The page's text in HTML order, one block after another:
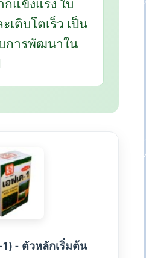
แข็งแรง ใบ
เติบโตเร็ว เป็น
การพัฒนาใน
1) - ตัวหลักเริ่มต้น